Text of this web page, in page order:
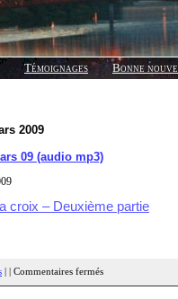
Témoignages Bonne
2009
09 (audio mp3)
croix – Deuxième partie
Commentaires fermés